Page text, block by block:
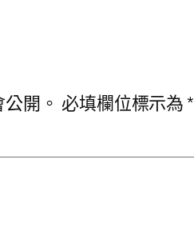
開。 必填欄位標示為*